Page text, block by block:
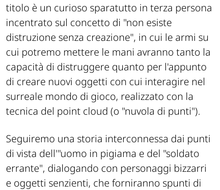
titolo è un curioso sparatutto in terza persona
incentrato sul concetto di "non esiste
distruzione senza creazione", in cui le armi su
cui potremo mettere le mani avranno tanto la
capacità di distruggere quanto per l'appunto
di creare nuovi oggetti con cui interagire nel
surreale mondo di gioco, realizzato con la
tecnica del point cloud (o "nuvola di punti").
Seguiremo una storia interconnessa dai punti
di vista dell'"uomo in pigiama e del "soldato
errante", dialogando con personaggi bizzarri
e oggetti senzienti, che forniranno spunti di